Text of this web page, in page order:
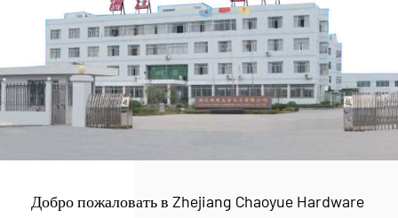
Добро пожаловать в Zhejiang Chaoyue Hardware